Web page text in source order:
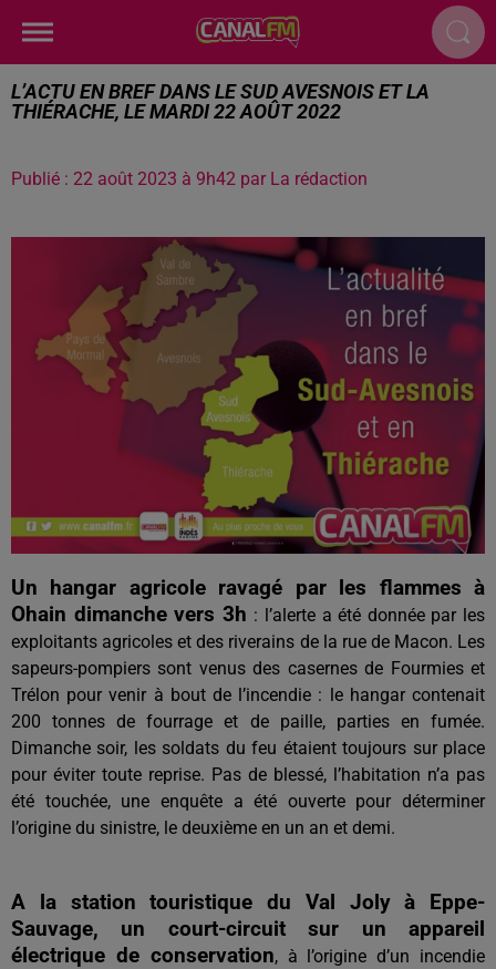
L’ACTU EN BREF DANS LE SUD AVESNOIS ET LA
THIÉRACHE, LE MARDI 22 AOÛT 2022
Publié : 22 août 2023 à 9h42 par La rédaction
Un hangar agricole ravagé par les flammes à
Ohain dimanche vers 3h : l’alerte a été donnée par les
exploitants agricoles et des riverains de la rue de Macon. Les
sapeurs-pompiers sont venus des casernes de Fourmies et
Trélon pour venir à bout de l’incendie : le hangar contenait
200 tonnes de fourrage et de paille, parties en fumée.
Dimanche soir, les soldats du feu étaient toujours sur place
pour éviter toute reprise. Pas de blessé, l’habitation n’a pas
été touchée, une enquête a été ouverte pour déterminer
l’origine du sinistre, le deuxième en un an et demi.
A la station touristique du Val Joly à Eppe-
Sauvage, un court-circuit sur un appareil
électrique de conservation, à l’origine d’un incendie